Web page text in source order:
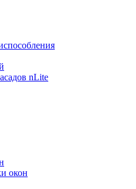
nLite
окон